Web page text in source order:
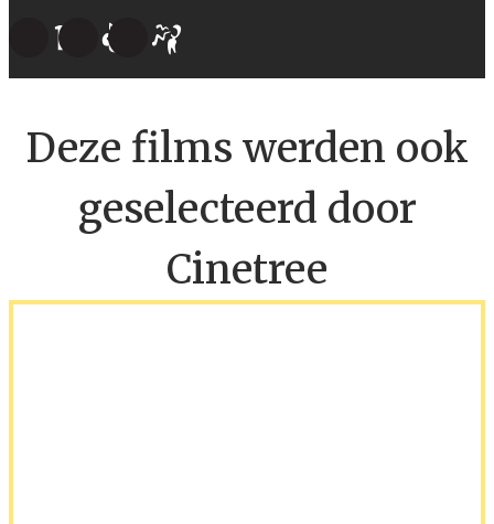
Deze films werden ook
geselecteerd door
Cinetree